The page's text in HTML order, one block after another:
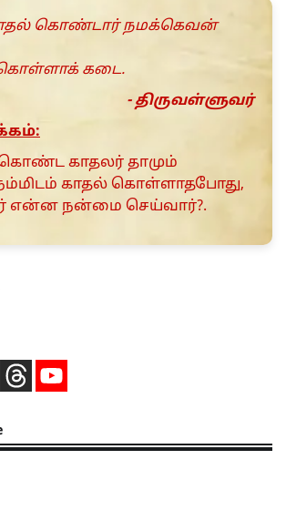
கொண்டார் நமக்கெவன்
கடை.
- திருவள்ளுவர்
காதலர் தாமும்
காதல் கொள்ளாதபோது,
என்ன நன்மை செய்வார்?.